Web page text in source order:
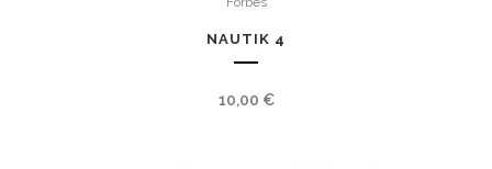
NAUTIK 4
10,00 €